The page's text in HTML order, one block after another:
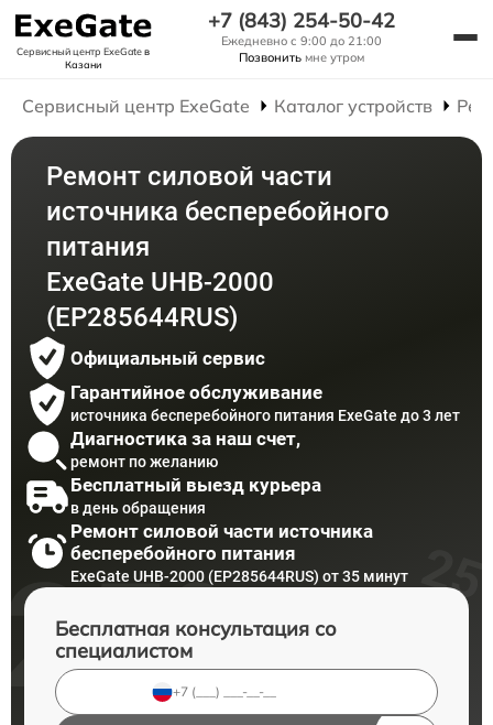
Сервисный центр ExeGateв
Казани
+7 (843) 254-50-42
Ежедневно с 9:00 до 21:00
Позвонить мне утром
Сервисный центр ExeGate Каталог устройств
Ремонт силовой части
источника бесперебойного
питания
ExeGate UHB-2000
(EP285644RUS)
Официальный сервис
Гарантийное обслуживание
источника бесперебойного питания ExeGate до 3 лет
Диагностика за наш счет,
ремонт по желанию
Бесплатный выезд курьера
в день обращения
Ремонт силовой части источника
бесперебойного питания
ExeGate UHB-2000 (EP285644RUS) от 35 минут
Бесплатная консультация со
специалистом